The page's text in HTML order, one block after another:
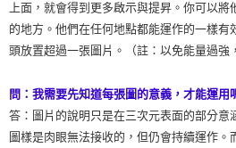
上面，就會得到更多啟示與提昇。你可以
的地方。他們在任何地點都能運作的一樣有
頭放置超過一張圖片。（註：以免能量過強
問：我需要先知道每張圖的意義，才能運用
答：圖片的說明只是在三次元表面的部分意
圖樣是肉眼無法接收的，但仍會持續運作。